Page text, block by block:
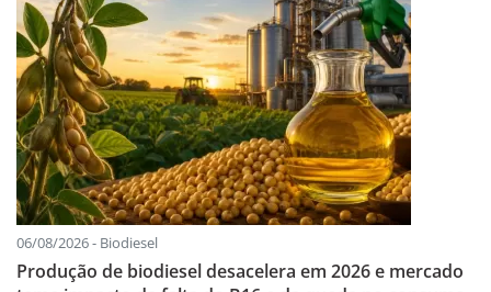
06/08/2026 - Biodiesel
Produção de biodiesel desacelera em 2026 e mercado